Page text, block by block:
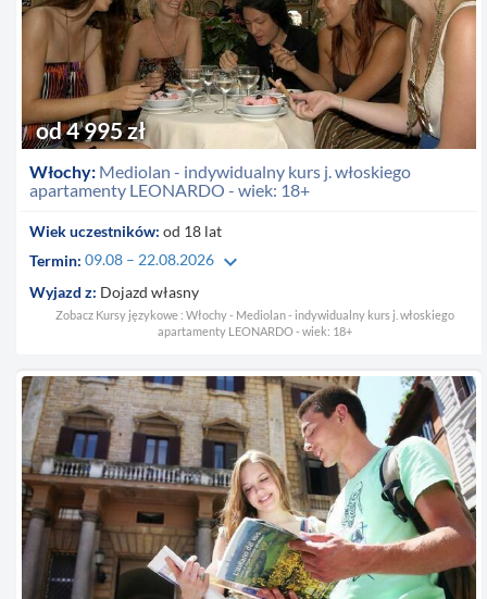
Włochy: Mediolan - indywidualny kurs j. włoskiego
apartamenty LEONARDO - wiek: 18+
od 4 995 zł
Wiek uczestników: od 18 lat
Termin: 09.08 – 22.08.2026 keyboard_arrow_down
Wyjazd z: Dojazd własny
Zobacz Kursy językowe : Włochy - Mediolan - indywidualny kurs j. włoskiego
apartamenty LEONARDO - wiek: 18+